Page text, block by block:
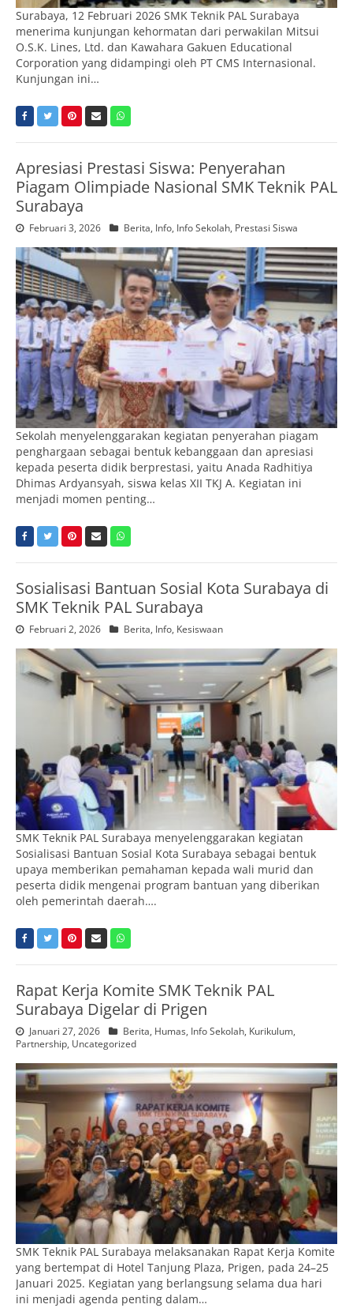
Surabaya, 12 Februari 2026 SMK Teknik PAL Surabaya
menerima kunjungan kehormatan dari perwakilan Mitsui
O.S.K. Lines, Ltd. dan Kawahara Gakuen Educational
Corporation yang didampingi oleh PT CMS Internasional.
Kunjungan ini…
Apresiasi Prestasi Siswa: Penyerahan
Piagam Olimpiade Nasional SMK Teknik PAL
Surabaya
Februari 3, 2026 Berita, Info, Info Sekolah, Prestasi Siswa
Sekolah menyelenggarakan kegiatan penyerahan piagam
penghargaan sebagai bentuk kebanggaan dan apresiasi
kepada peserta didik berprestasi, yaitu Anada Radhitiya
Dhimas Ardyansyah, siswa kelas XII TKJ A. Kegiatan ini
menjadi momen penting…
Sosialisasi Bantuan Sosial Kota Surabaya di
SMK Teknik PAL Surabaya
Februari 2, 2026 Berita, Info, Kesiswaan
SMK Teknik PAL Surabaya menyelenggarakan kegiatan
Sosialisasi Bantuan Sosial Kota Surabaya sebagai bentuk
upaya memberikan pemahaman kepada wali murid dan
peserta didik mengenai program bantuan yang diberikan
oleh pemerintah daerah….
Rapat Kerja Komite SMK Teknik PAL
Surabaya Digelar di Prigen
Januari 27, 2026 Berita, Humas, Info Sekolah, Kurikulum,
Partnership, Uncategorized
SMK Teknik PAL Surabaya melaksanakan Rapat Kerja Komite
yang bertempat di Hotel Tanjung Plaza, Prigen, pada 24–25
Januari 2025. Kegiatan yang berlangsung selama dua hari
ini menjadi agenda penting dalam…